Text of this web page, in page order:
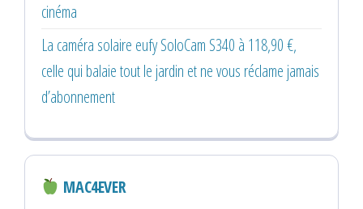
cinéma
La caméra solaire eufy SoloCam S340 à 118,90 €,
celle qui balaie tout le jardin et ne vous réclame jamais
d’abonnement
MAC4EVER